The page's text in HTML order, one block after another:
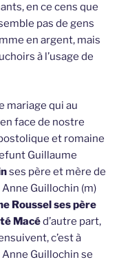
en ce cens que
pas de gens
en argent, mais
à l’usage de
mariage qui au
face de nostre
et romaine
Guillaume
ses père et mère de
Anne Guillochin (m)
Roussel ses père
Macéd’autre part,
c’est à
Guillochin se